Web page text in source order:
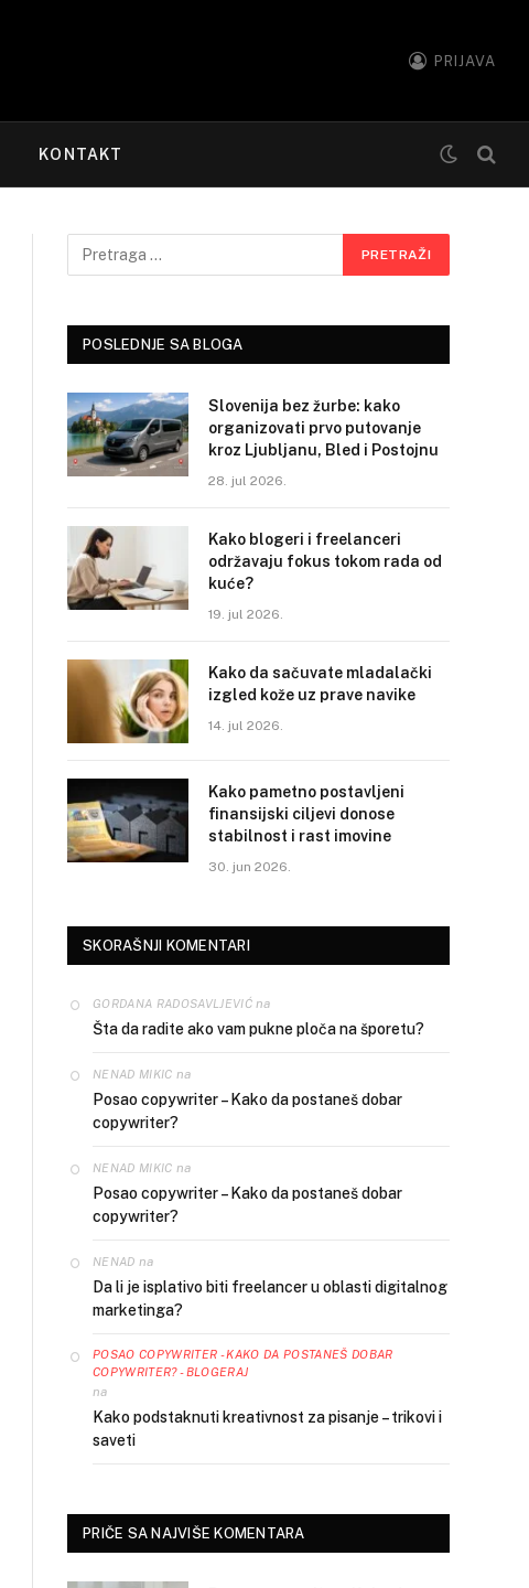
PRIJAVA
KONTAKT
POSLEDNJE SA BLOGA
Slovenija bez žurbe: kako
organizovati prvo putovanje
kroz Ljubljanu, Bled i Postojnu
28. jul 2026.
Kako blogeri i freelanceri
održavaju fokus tokom rada od
kuće?
19. jul 2026.
Kako da sačuvate mladalački
izgled kože uz prave navike
14. jul 2026.
Kako pametno postavljeni
finansijski ciljevi donose
stabilnost i rast imovine
30. jun 2026.
SKORAŠNJI KOMENTARI
GORDANA RADOSAVLJEVIĆna
Šta da radite ako vam pukne ploča na šporetu?
NENAD MIKIC na
Posao copywriter – Kako da postaneš dobar
copywriter?
NENAD MIKIC na
Posao copywriter – Kako da postaneš dobar
copywriter?
NENAD na
Da li je isplativo biti freelancer u oblasti digitalnog
marketinga?
POSAO COPYWRITER - KAKO DA POSTANEŠ DOBAR
COPYWRITER? - BLOGERAJ
na
Kako podstaknuti kreativnost za pisanje – trikovi i
saveti
PRIČE SA NAJVIŠE KOMENTARA